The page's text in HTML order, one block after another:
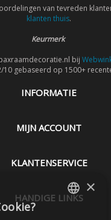
van tevreden
klanten thuis.
Keurmerk
bij
10 gebaseerd op 1500+
INFORMATIE
MIJN ACCOUNT
KLANTENSERVICE
HANDIGE LINKS
×